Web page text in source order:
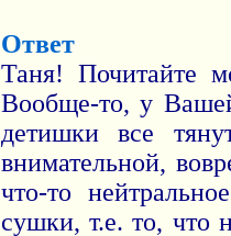
Ответ
Таня! Почитайте
Вообще-то, у
детишки все
внимательной,
что-то
сушки, т.е. то, что